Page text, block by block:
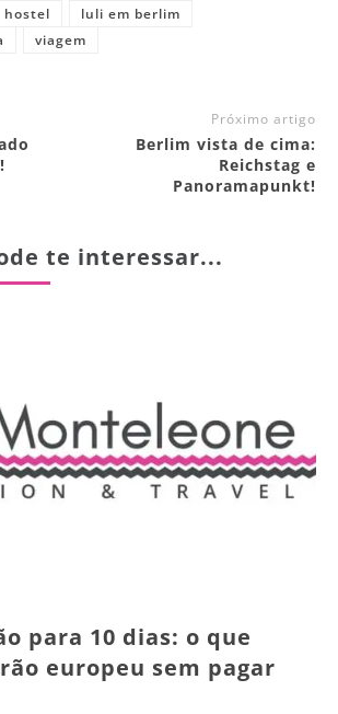
hostel
luli em berlim
viagem
Próximo artigo
Berlim vista de cima:
Reichstag e
Panoramapunkt!
te interessar...
para 10 dias: o que
europeu sem pagar